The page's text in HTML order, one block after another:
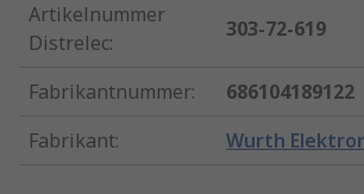
Artikelnummer
Distrelec:
303-72-619
Fabrikantnummer:
686104189122
Fabrikant: Wurth